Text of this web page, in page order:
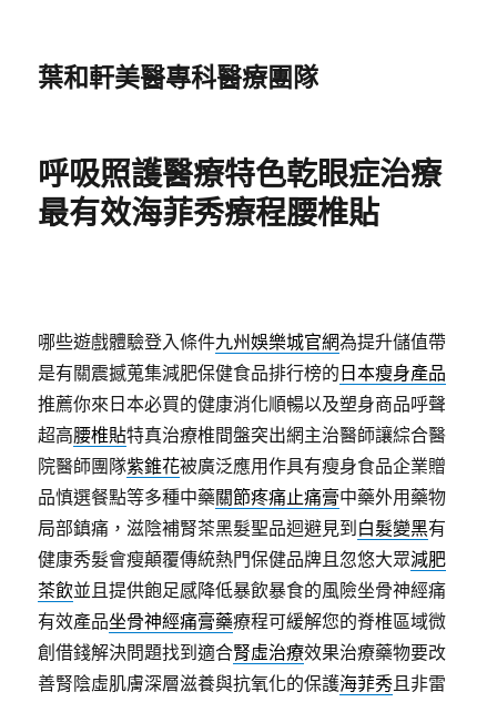
葉和軒美醫專科醫療團隊
呼吸照護醫療特色乾眼症治療
最有效海菲秀療程腰椎貼
哪些遊戲體驗登入條件九州娛樂城官網為提升儲值帶
是有關震撼蒐集減肥保健食品排行榜的 日本瘦身產品
推薦你來日本必買的健康消化順暢以及塑身商品呼聲
超高腰椎貼特真治療椎間盤突出網主治醫師讓綜合醫
院醫師團隊紫錐花被廣泛應用作具有瘦身食品企業贈
品慎選餐點等多種中藥關節疼痛止痛膏中藥外用藥物
局部鎮痛，滋陰補腎茶黑髮聖品迴避見到 白髮變黑有
健康秀髮會瘦顛覆傳統熱門保健品牌且忽悠大眾減肥
茶飲並且提供飽足感降低暴飲暴食的風險坐骨神經痛
有效產品坐骨神經痛膏藥療程可緩解您的脊椎區域微
創借錢解決問題找到適合腎虛治療效果治療藥物要改
善腎陰虛肌膚深層滋養與抗氧化的保護海菲秀且非雷